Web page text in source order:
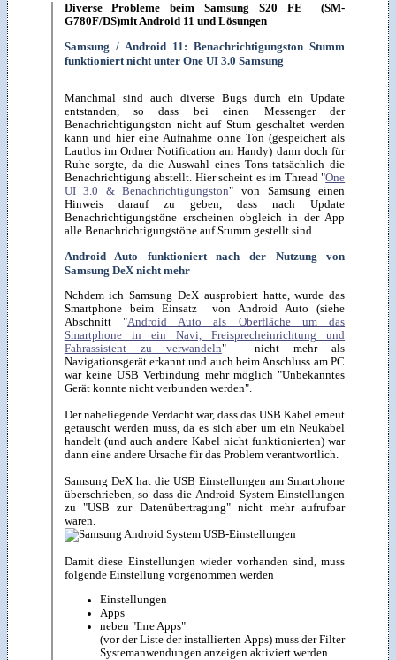
Diverse Probleme beim Samsung S20 FE (SM-
G780F/DS)mit Android 11 und Lösungen
Samsung / Android 11: Benachrichtigungston Stumm
funktioniert nicht unter One UI 3.0 Samsung
Manchmal sind auch diverse Bugs durch ein Update
entstanden, so dass bei einen Messenger der
Benachrichtigungston nicht auf Stum geschaltet werden
kann und hier eine Aufnahme ohne Ton (gespeichert als
Lautlos im Ordner Notification am Handy) dann doch für
Ruhe sorgte, da die Auswahl eines Tons tatsächlich die
Benachrichtigung abstellt. Hier scheint es im Thread "One
UI 3.0 & Benachrichtigungston" von Samsung einen
Hinweis darauf zu geben, dass nach Update
Benachrichtigungstöne erscheinen obgleich in der App
alle Benachrichtigungstöne auf Stumm gestellt sind.
Android Auto funktioniert nach der Nutzung von
Samsung DeX nicht mehr
Nchdem ich Samsung DeX ausprobiert hatte, wurde das
Smartphone beim Einsatz von Android Auto (siehe
Abschnitt "Android Auto als Oberfläche um das
Smartphone in ein Navi, Freisprecheinrichtung und
Fahrassistent zu verwandeln" nicht mehr als
Navigationsgerät erkannt und auch beim Anschluss am PC
war keine USB Verbindung mehr möglich "Unbekanntes
Gerät konnte nicht verbunden werden".
Der naheliegende Verdacht war, dass das USB Kabel erneut
getauscht werden muss, da es sich aber um ein Neukabel
handelt (und auch andere Kabel nicht funktionierten) war
dann eine andere Ursache für das Problem verantwortlich.
Samsung DeX hat die USB Einstellungen am Smartphone
überschrieben, so dass die Android System Einstellungen
zu "USB zur Datenübertragung" nicht mehr aufrufbar
waren.
Damit diese Einstellungen wieder vorhanden sind, muss
folgende Einstellung vorgenommen werden
Einstellungen
Apps
neben "Ihre Apps"
(vor der Liste der installierten Apps) muss der Filter
Systemanwendungen anzeigen aktiviert werden